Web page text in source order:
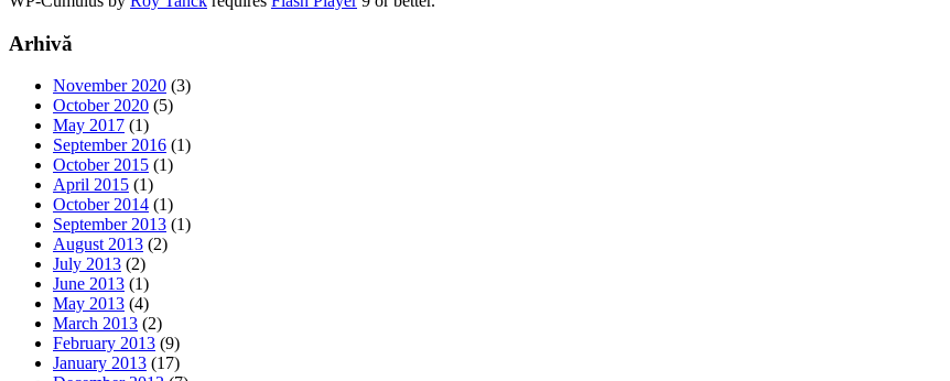
Arhivă
November 2020 (3)
October 2020 (5)
May 2017 (1)
September 2016 (1)
October 2015 (1)
April 2015 (1)
October 2014 (1)
September 2013 (1)
August 2013 (2)
July 2013 (2)
June 2013 (1)
May 2013 (4)
March 2013 (2)
February 2013 (9)
January 2013 (17)